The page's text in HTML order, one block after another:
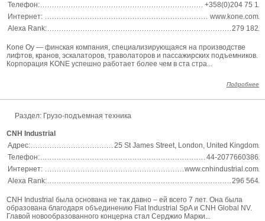
Телефон:
+358(0)204 75 1
Интернет:
www.kone.com
Alexa Rank:
279 182
Kone Oy — финская компания, специализирующаяся на производстве
лифтов, кранов, эскалаторов, траволаторов и пассажирских подъемников.
Корпорация KONE успешно работает более чем в ста стра...
Подробнее
Раздел: Грузо-подъемная техника
CNH Industrial
Адрес:
25 St James Street, London, United Kingdom
Телефон:
44-2077660386
Интернет:
www.cnhindustrial.com
Alexa Rank:
296 564
CNH Industrial была основана не так давно – ей всего 7 лет. Она была
образована благодаря объединению Fiat Industrial SpA и CNH Global NV.
Главой новообразованного концерна стал Серджио Марки...